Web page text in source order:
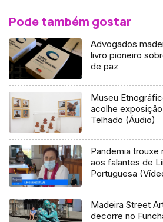
Pode também gostar
Advogados
livro pioneiro
de paz
Museu
acolhe
Telhado (Áudio)
Pandemia
aos falantes de
Portuguesa
Madeira Street
decorre no